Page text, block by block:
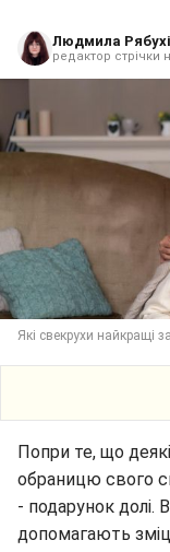
Людмила
редактор стрічки
Які свекрухи найкращі
Попри те, що
обраницю свого
- подарунок долі.
допомагають